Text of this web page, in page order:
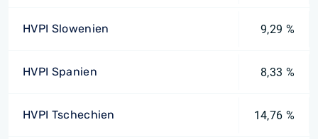
HVPI Slowenien 9,29 %
HVPI Spanien 8,33 %
HVPI Tschechien 14,76 %